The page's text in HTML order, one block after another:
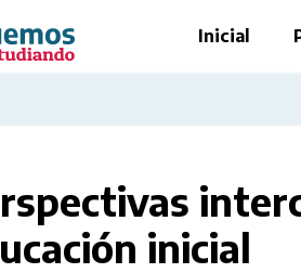
Inicial
inicial